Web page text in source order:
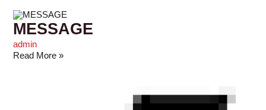
MESSAGE
admin
Read More »